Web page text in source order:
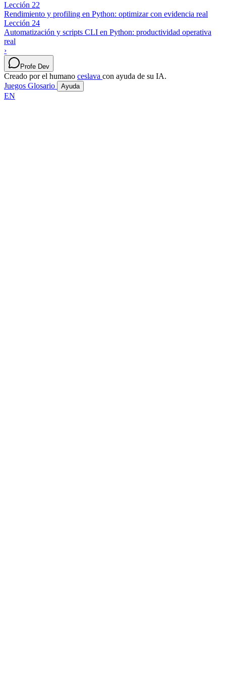
Lección 22
Rendimiento y profiling en Python: optimizar con evidencia real
Lección 24
Automatización y scripts CLI en Python: productividad operativa
real
›
Profe Dev
Creado por el humano ceslava con ayuda de su IA.
Juegos Glosario Ayuda
EN